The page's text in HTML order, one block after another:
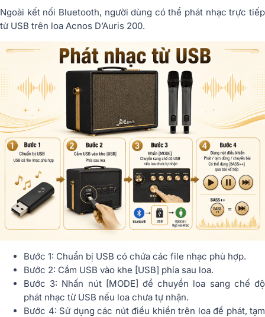
Ngoài kết nối Bluetooth, người dùng có thể phát nhạc trực tiếp
từ USB trên loa Acnos D’Auris 200.
Bước 1: Chuẩn bị USB có chứa các file nhạc phù hợp.
Bước 2: Cắm USB vào khe [USB] phía sau loa.
Bước 3: Nhấn nút [MODE] để chuyển loa sang chế độ
phát nhạc từ USB nếu loa chưa tự nhận.
Bước 4: Sử dụng các nút điều khiển trên loa để phát, tạm